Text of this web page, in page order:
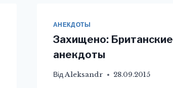
АНЕКДОТЫ
Захищено: Британские
анекдоты
ВідAleksandr 28.09.2015